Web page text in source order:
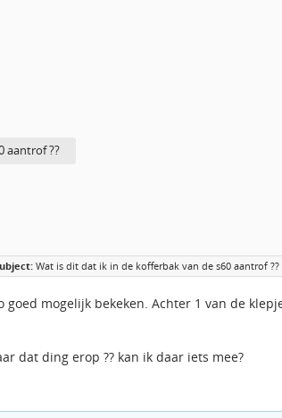
aantrof ??
Wat is dit dat ik in de kofferbak van de s60 aantrof ??
mogelijk bekeken. Achter 1 van de
dat ding erop ?? kan ik daar iets mee?